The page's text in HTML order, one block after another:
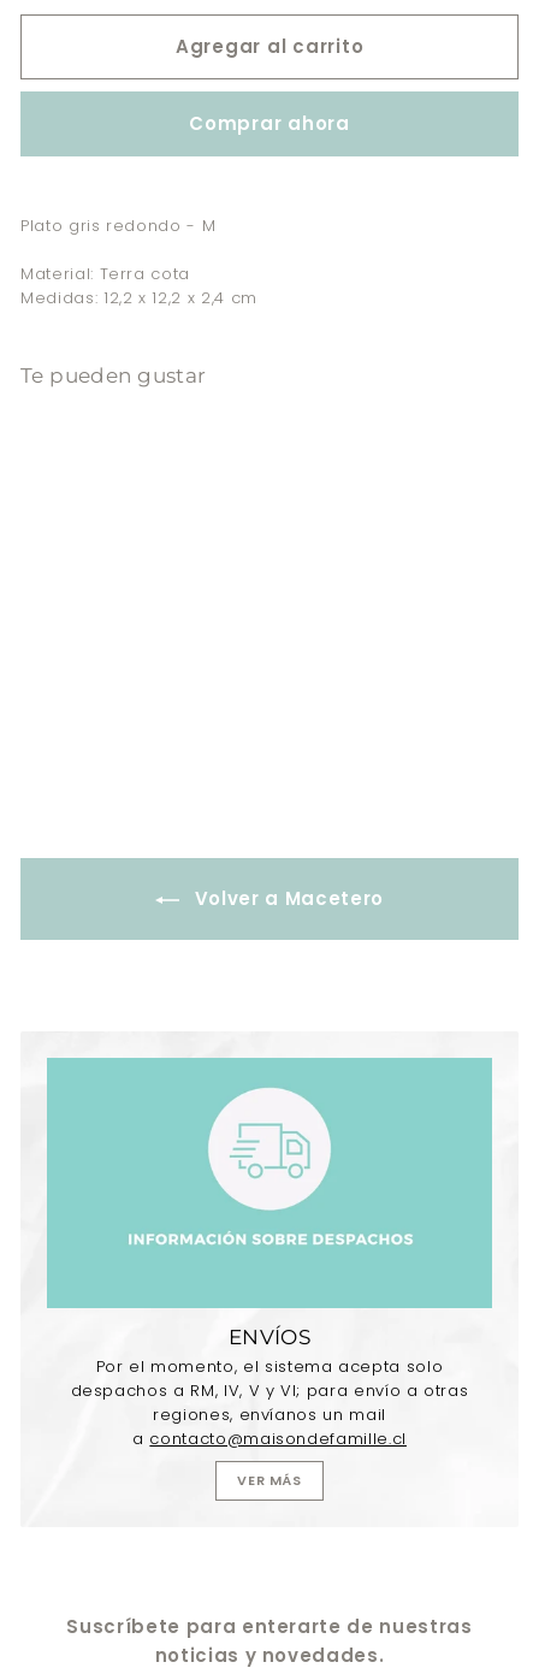
Agregar al carrito
Comprar ahora
Plato gris redondo - M
Material: Terra cota
Medidas: 12,2 x 12,2 x 2,4 cm
Te pueden gustar
0
Volver a Macetero
ENVÍOS
Por el momento, el sistema acepta solo
despachos a RM, IV, V y VI; para envío a otras
regiones, envíanos un mail
a contacto@maisondefamille.cl
VER MÁS
Suscríbete para enterarte de nuestras
noticias y novedades.